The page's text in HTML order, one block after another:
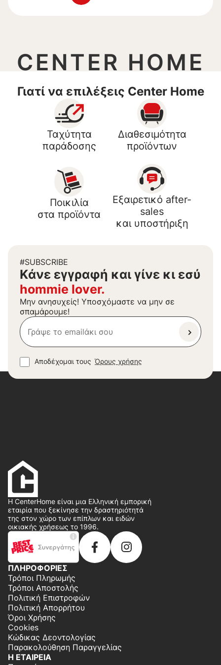
CENTER HOME
Γιατί να επιλέξεις Center Home
Ταχύτητα
παράδοσης
Διαθεσιμότητα
προϊόντων
Ποικιλία
στα προϊόντα
Εξαιρετικό after-
sales
και υποστήριξη
#SUBSCRIBE
Kάνε εγγραφή και γίνε κι εσύ
hommie lover.
Μην ανησυχείς! Υποσχόμαστε να μην σε
σπαμάρουμε!
Αποδέχομαι τους Όρους χρήσης
Η CenterHome είναι μια Ελληνική εμπορική
εταιρία που ξεκίνησε την δραστηριότητά
της στον χώρο των επίπλων και ειδών
οικιακής χρήσεως το 1996.
ΠΛΗΡΟΦΟΡΙΕΣ
Τρόποι Πληρωμής
Τρόποι Αποστολής
Πολιτική Επιστροφών
Πολιτική Απορρήτου
Όροι Χρήσης
Cookies
Κώδικας Δεοντολογίας
Παρακολούθηση Παραγγελίας
Η ΕΤΑΙΡΕΙΑ